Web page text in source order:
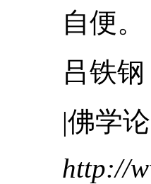
自
吕铁钢
|佛学
http://